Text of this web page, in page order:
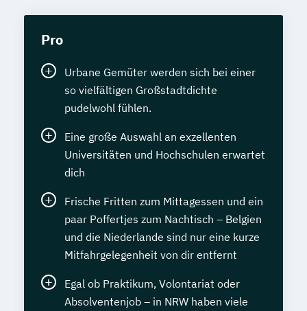
Pro
Urbane Gemüter werden sich bei einer
so vielfältigen Großstadtdichte
pudelwohl fühlen.
Eine große Auswahl an exzellenten
Universitäten und Hochschulen erwartet
dich
Frische Fritten zum Mittagessen und ein
paar Poffertjes zum Nachtisch – Belgien
und die Niederlande sind nur eine kurze
Mitfahrgelegenheit von dir entfernt
Egal ob Praktikum, Volontariat oder
Absolventenjob – in NRW haben viele